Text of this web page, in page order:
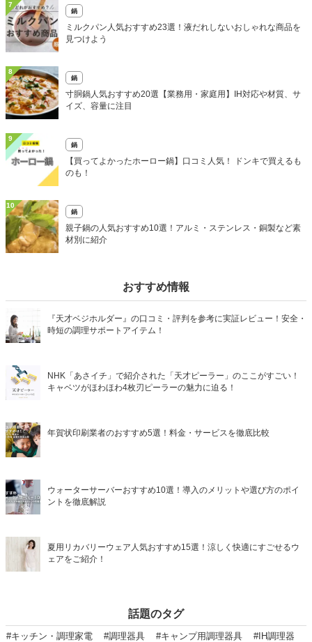
7
鍋
ミルクパン人気おすすめ23選！液だれしないおしゃれな商品を
見つけよう
8
鍋
寸胴鍋人気おすすめ20選【業務用・家庭用】IH対応や材質、サ
イズ、容量に注目
9
鍋
【買ってよかったホーロー鍋】口コミ人気！ ドンキで買えるも
のも！
10
鍋
親子鍋の人気おすすめ10選！アルミ・ステンレス・銅製など素
材別に紹介
おすすめ情報
『天才ベジホルダー』の口コミ・評判を参考に実証レビュー！安全・
時短の調理サポートアイテム！
NHK「あさイチ」で紹介された「天才ピーラー」のここがすごい！
キャベツがほわほわ4枚刃ピーラーの魅力に迫る！
年賀状印刷業者のおすすめ5選！料金・サービスを徹底比較
ウォーターサーバーおすすめ10選！導入のメリットや選び方のポイ
ントを徹底解説
夏用リカバリーウェア人気おすすめ15選！涼しく快適にすごせるウ
ェアをご紹介！
話題のタグ
#キッチン・調理家電 #調理器具 #キャンプ用調理器具
#IH調理器